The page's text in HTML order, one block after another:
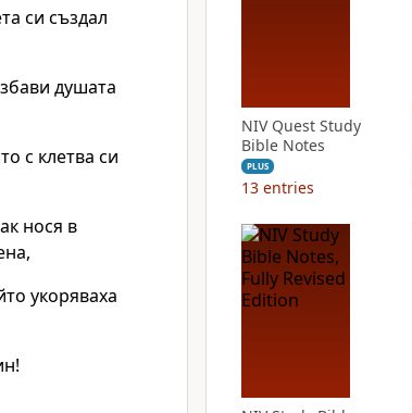
си създал
душата
с клетва си
нося в
укоряваха
NIV Quest Study
Bible Notes
PLUS
13 entries